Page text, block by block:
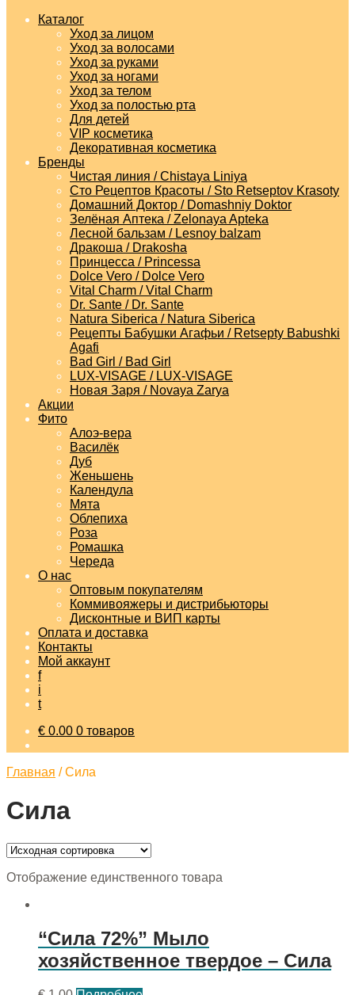
Каталог
Уход за лицом
Уход за волосами
Уход за руками
Уход за ногами
Уход за телом
Уход за полостью рта
Для детей
VIP косметика
Декоративная косметика
Бренды
Чистая линия / Chistaya Liniya
Сто Рецептов Красоты / Sto Retseptov Krasoty
Домашний Доктор / Domashniy Doktor
Зелёная Аптека / Zelonaya Apteka
Лесной бальзам / Lesnoy balzam
Дракоша / Drakosha
Принцесса / Princessa
Dolce Vero / Dolce Vero
Vital Charm / Vital Charm
Dr. Sante / Dr. Sante
Natura Siberica / Natura Siberica
Рецепты Бабушки Агафьи / Retsepty Babushki
Agafi
Bad Girl / Bad Girl
LUX-VISAGE / LUX-VISAGE
Новая Заря / Novaya Zarya
Акции
Фито
Алоэ-вера
Василёк
Дуб
Женьшень
Календула
Мята
Облепиха
Роза
Ромашка
Череда
О нас
Оптовым покупателям
Коммивояжеры и дистрибьюторы
Дисконтные и ВИП карты
Оплата и доставка
Контакты
Мой аккаунт
f
i
t
€ 0.00 0 товаров
Главная /Сила
Сила
Отображение единственного товара
“Сила 72%” Мыло
хозяйственное твердое – Сила